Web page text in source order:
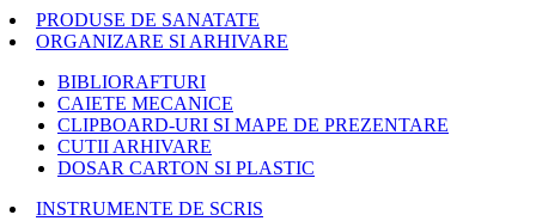
PRODUSE DE SANATATE
ORGANIZARE SI ARHIVARE
BIBLIORAFTURI
CAIETE MECANICE
CLIPBOARD-URI SI MAPE DE PREZENTARE
CUTII ARHIVARE
DOSAR CARTON SI PLASTIC
INSTRUMENTE DE SCRIS